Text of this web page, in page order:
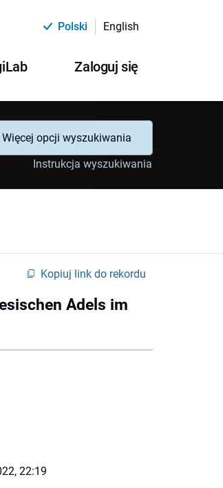
Polski English
Zaloguj się
Więcej opcji wyszukiwania
Instrukcja wyszukiwania
Kopiuj link do rekordu
Adels im
22:19